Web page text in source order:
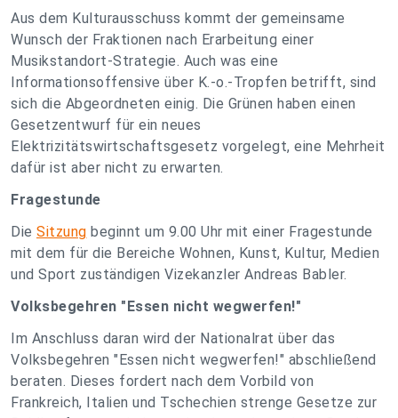
Aus dem Kulturausschuss kommt der gemeinsame
Wunsch der Fraktionen nach Erarbeitung einer
Musikstandort-Strategie. Auch was eine
Informationsoffensive über K.-o.-Tropfen betrifft, sind
sich die Abgeordneten einig. Die Grünen haben einen
Gesetzentwurf für ein neues
Elektrizitätswirtschaftsgesetz vorgelegt, eine Mehrheit
dafür ist aber nicht zu erwarten.
Fragestunde
Die Sitzung beginnt um 9.00 Uhr mit einer Fragestunde
mit dem für die Bereiche Wohnen, Kunst, Kultur, Medien
und Sport zuständigen Vizekanzler Andreas Babler.
Volksbegehren "Essen nicht wegwerfen!"
Im Anschluss daran wird der Nationalrat über das
Volksbegehren "Essen nicht wegwerfen!" abschließend
beraten. Dieses fordert nach dem Vorbild von
Frankreich, Italien und Tschechien strenge Gesetze zur